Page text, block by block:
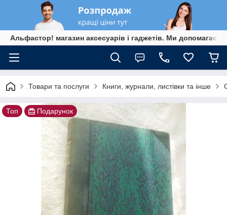
Альфастор! магазин аксесуарів і гаджетів. Ми
Товари та послуги Книги, журнали, листівки та інше
Топ Подарунок